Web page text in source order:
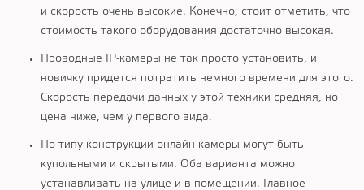
и скорость очень высокие. Конечно, стоит отметить, что
стоимость такого оборудования достаточно высокая.
Проводные IP-камеры не так просто установить, и
новичку придется потратить немного времени для этого.
Скорость передачи данных у этой техники средняя, но
цена ниже, чем у первого вида.
По типу конструкции онлайн камеры могут быть
купольными и скрытыми. Оба варианта можно
устанавливать на улице и в помещении. Главное